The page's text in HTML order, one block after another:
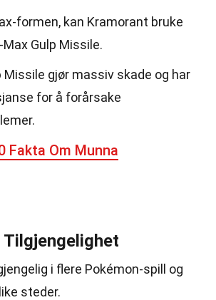
formen, kan Kramorant bruke
Gulp Missile.
Missile gjør massiv skade og har
for å forårsake
Fakta Om Munna
i flere Pokémon-spill og
steder.